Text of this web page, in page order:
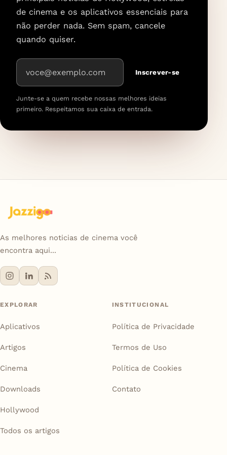
de cinema e os aplicativos essenciais para
não perder nada. Sem spam, cancele
quando quiser.
Endereço de e-mail
Inscrever-se
Junte-se a quem recebe nossas melhores ideias
primeiro. Respeitamos sua caixa de entrada.
As melhores noticias de cinema você
encontra aqui...
EXPLORAR
Aplicativos
Artigos
Cinema
Downloads
Hollywood
Todos os artigos
INSTITUCIONAL
Política de Privacidade
Termos de Uso
Política de Cookies
Contato